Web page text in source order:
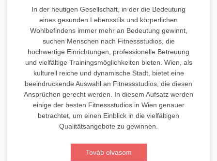
In der heutigen Gesellschaft, in der die Bedeutung
eines gesunden Lebensstils und körperlichen
Wohlbefindens immer mehr an Bedeutung gewinnt,
suchen Menschen nach Fitnessstudios, die
hochwertige Einrichtungen, professionelle Betreuung
und vielfältige Trainingsmöglichkeiten bieten. Wien, als
kulturell reiche und dynamische Stadt, bietet eine
beeindruckende Auswahl an Fitnessstudios, die diesen
Ansprüchen gerecht werden. In diesem Aufsatz werden
einige der besten Fitnessstudios in Wien genauer
betrachtet, um einen Einblick in die vielfältigen
Qualitätsangebote zu gewinnen.
Továb olvasom